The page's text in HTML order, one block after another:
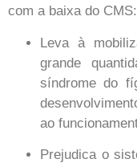
com a baixa do CMS:
Leva à
grande
síndrome do
ao
Prejudica o